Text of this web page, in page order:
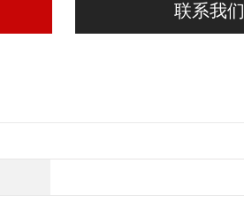
联系我们